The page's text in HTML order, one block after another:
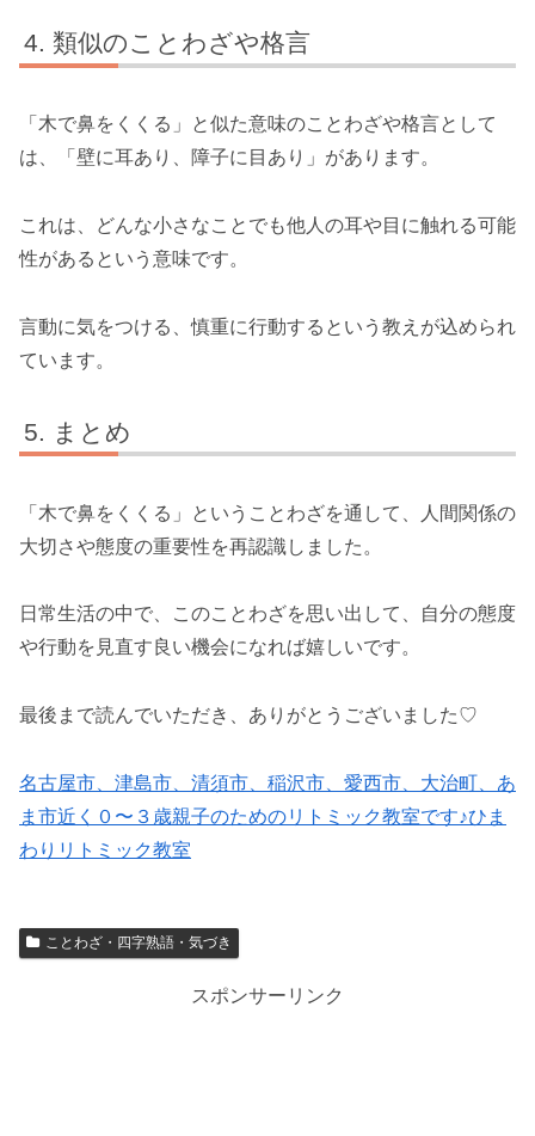
類似のことわざや格言
「木で鼻をくくる」と似た意味のことわざや格言として
は、「壁に耳あり、障子に目あり」があります。
これは、どんな小さなことでも他人の耳や目に触れる可能
性があるという意味です。
言動に気をつける、慎重に行動するという教えが込められ
ています。
まとめ
「木で鼻をくくる」ということわざを通して、人間関係の
大切さや態度の重要性を再認識しました。
日常生活の中で、このことわざを思い出して、自分の態度
や行動を見直す良い機会になれば嬉しいです。
最後まで読んでいただき、ありがとうございました♡
名古屋市、津島市、清須市、稲沢市、愛西市、大治町、あ
ま市近く０〜３歳親子のためのリトミック教室です♪ひま
わりリトミック教室
ことわざ・四字熟語・気づき
スポンサーリンク